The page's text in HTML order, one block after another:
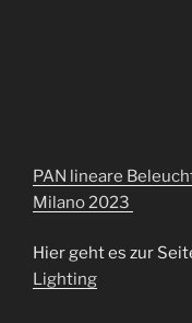
PAN lineare
Milano 2023
Hier geht es zur
Lighting